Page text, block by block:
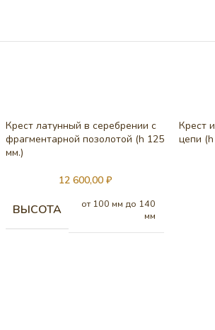
Крест латунный в серебрении с
фрагментарной позолотой (h 125
мм.)
12 600,00₽
ВЫСОТА
от 100 мм до 140
мм
Крест
цепи